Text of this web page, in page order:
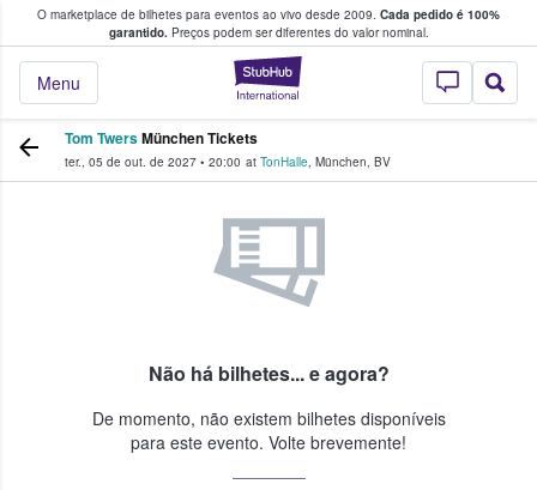
O marketplace de bilhetes para eventos ao vivo desde 2009. Cada pedido é 100%
garantido.Preços podem ser diferentes do valor nominal.
StubHub – onde
Menu
fãs compram e vendem bilhetes
Tom TwersMünchen Tickets
ter., 05 de out. de 2027 • 20:00 at TonHalle, München, BV
Não há bilhetes... e agora?
De momento, não existem bilhetes disponíveis
para este evento. Volte brevemente!